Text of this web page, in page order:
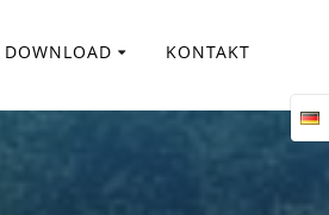
DOWNLOAD KONTAKT